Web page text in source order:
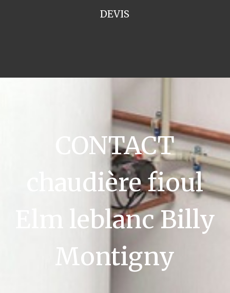
DEVIS
CONTACT
chaudière fioul
Elm leblanc Billy
Montigny